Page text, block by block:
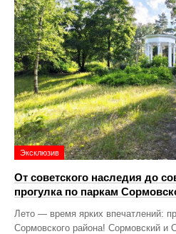
Эксклюзив
От советского наследия до
прогулка по паркам
Лето — время ярких впечатлений:
Сормовского района! Сормовский и